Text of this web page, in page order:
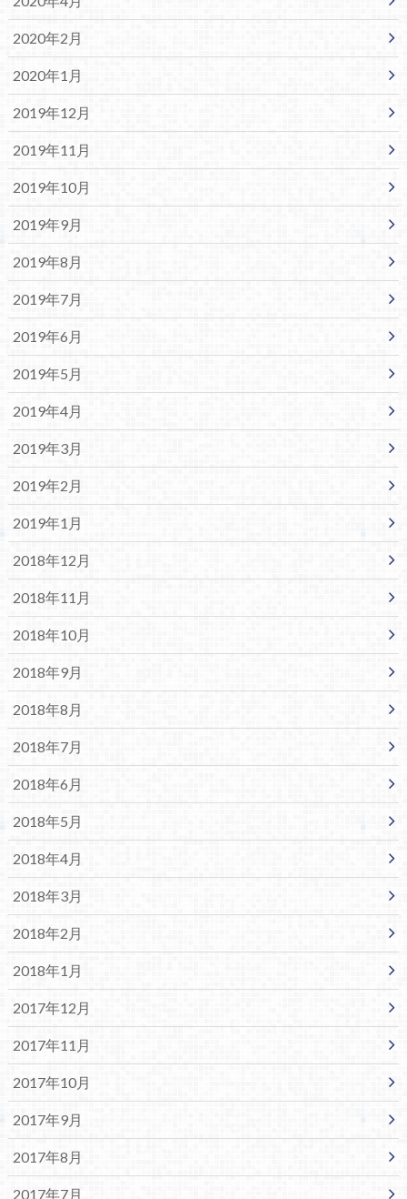
2020年2月
2020年1月
2019年12月
2019年11月
2019年10月
2019年9月
2019年8月
2019年7月
2019年6月
2019年5月
2019年4月
2019年3月
2019年2月
2019年1月
2018年12月
2018年11月
2018年10月
2018年9月
2018年8月
2018年7月
2018年6月
2018年5月
2018年4月
2018年3月
2018年2月
2018年1月
2017年12月
2017年11月
2017年10月
2017年9月
2017年8月
2017年7月